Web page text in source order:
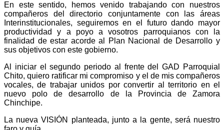
En este sentido, hemos venido trabajando con nuestros
compañeros del directorio conjuntamente con las áreas
Interinstitucionales, seguiremos en el futuro dando mayor
productividad y a poyo a vosotros parroquianos con la
finalidad de estar acorde al Plan Nacional de Desarrollo y
sus objetivos con este gobierno.
Al iniciar el segundo periodo al frente del GAD Parroquial
Chito, quiero ratificar mi compromiso y el de mis compañeros
vocales, de trabajar unidos por convertir al territorio en el
nuevo polo de desarrollo de la Provincia de Zamora
Chinchipe.
La nueva VISIÓN planteada, junto a la gente, será nuestro